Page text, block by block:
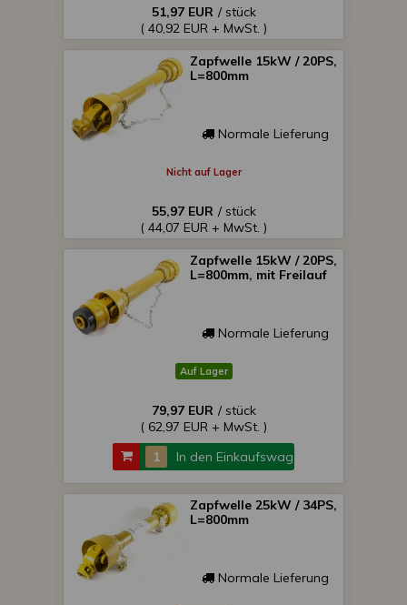
51,97 EUR / stück
( 40,92 EUR + MwSt. )
Zapfwelle 15kW / 20PS,
L=800mm
Normale Lieferung
Nicht auf Lager
55,97 EUR / stück
( 44,07 EUR + MwSt. )
Zapfwelle 15kW / 20PS,
L=800mm, mit Freilauf
Normale Lieferung
Auf Lager
79,97 EUR / stück
( 62,97 EUR + MwSt. )
In den Einkaufswagen
Zapfwelle 25kW / 34PS,
L=800mm
Normale Lieferung